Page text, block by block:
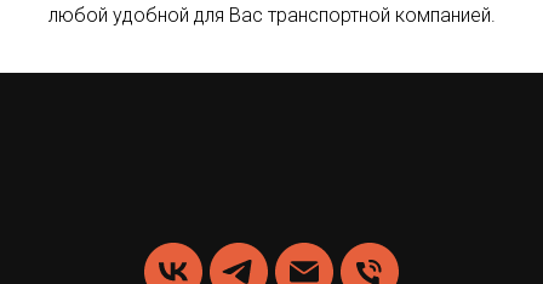
любой удобной для Вас транспортной компанией.